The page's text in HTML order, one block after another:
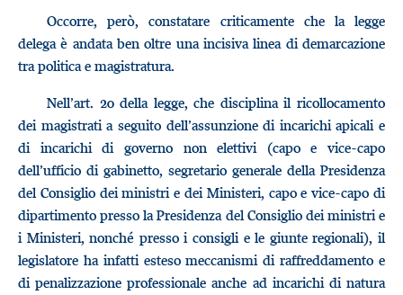
Occorre, però, constatare criticamente che la legge
delega è andata ben oltre una incisiva linea di demarcazione
tra politica e magistratura.
Nell’art. 20 della legge, che disciplina il ricollocamento
dei magistrati a seguito dell’assunzione di incarichi apicali e
di incarichi di governo non elettivi (capo e vice-capo
dell’ufficio di gabinetto, segretario generale della Presidenza
del Consiglio dei ministri e dei Ministeri, capo e vice-capo di
dipartimento presso la Presidenza del Consiglio dei ministri e
i Ministeri, nonché presso i consigli e le giunte regionali), il
legislatore ha infatti esteso meccanismi di raffreddamento e
di penalizzazione professionale anche ad incarichi di natura